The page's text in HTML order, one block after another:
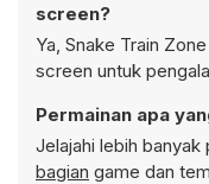
screen?
Ya, Snake Train
screen untuk
Permainan apa
Jelajahi lebih banyak
bagian game dan